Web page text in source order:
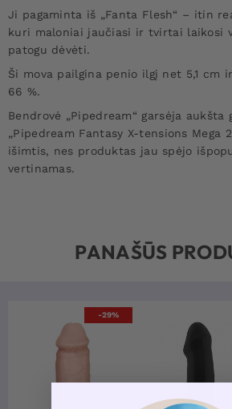
Ji pagaminta iš „Fanta Flesh“ – itin
kuri maloniai jaučiasi ir tvirtai laikosi
patogu dėvėti.
Ši mova pailgina penio ilgį net 5,1 cm
66 %.
Bendrovė „Pipedream“ garsėja aukšta
„Pipedream Fantasy X-tensions Mega
išimtis, nes produktas jau spėjo
vertinamas.
PANAŠŪS
-29%